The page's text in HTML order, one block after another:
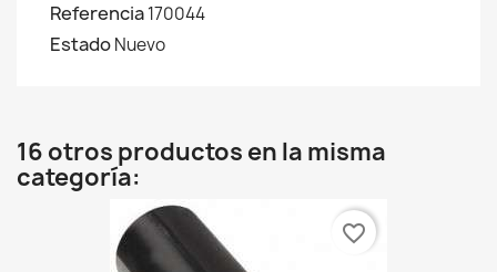
Referencia170044
EstadoNuevo
16 otros productos en la misma
categoría:
favorite_border